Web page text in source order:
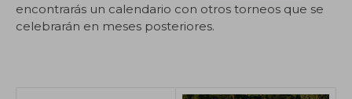
encontrarás un calendario con otros torneos que se
celebrarán en meses posteriores.